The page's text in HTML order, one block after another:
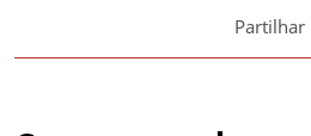
Partilhar